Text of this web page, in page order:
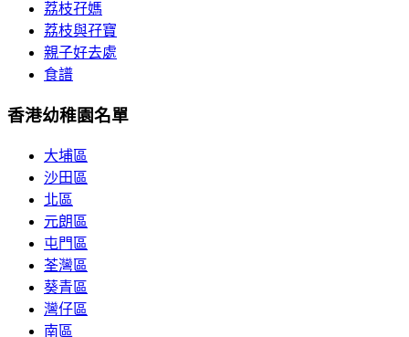
荔枝孖媽
荔枝與孖寶
親子好去處
食譜
香港幼稚園名單
大埔區
沙田區
北區
元朗區
屯門區
荃灣區
葵青區
灣仔區
南區